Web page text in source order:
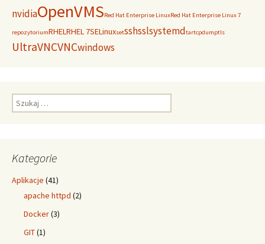
nvidiaOpenVMSRed Hat Enterprise LinuxRed Hat Enterprise Linux 7
repozytoriumRHELRHEL 7SELinuxsetsshsslsystemdtartcpdumptls
UltraVNCVNCwindows
Szukaj:
Kategorie
Aplikacje (41)
apache httpd (2)
Docker(3)
GIT(1)